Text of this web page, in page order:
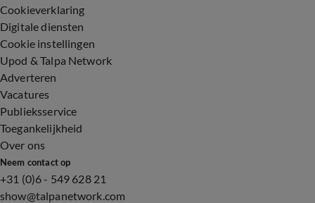
Cookieverklaring
Digitale diensten
Cookie instellingen
Upod & Talpa Network
Adverteren
Vacatures
Publieksservice
Toegankelijkheid
Over ons
Neem contact op
+31 (0)6 - 549 628 21
show@talpanetwork.com